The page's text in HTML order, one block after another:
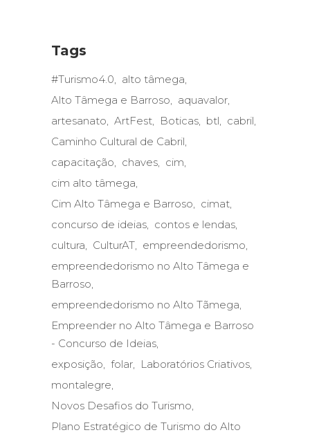
Tags
#Turismo4.0
alto tâmega
Alto Tâmega e Barroso
aquavalor
artesanato
ArtFest Boticas btl
cabril
Caminho Cultural de Cabril
capacitação
chaves
cim
cim alto tâmega
Cim Alto Tâmega e Barroso
cimat
concurso de ideias
contos e lendas
cultura
CulturAT
empreendedorismo
empreendedorismo no Alto Tâmega e
Barroso
empreendedorismo no Alto Tãmega
Empreender no Alto Tâmega e Barroso
- Concurso de Ideias
exposição
folar
Laboratórios Criativos
montalegre
Novos Desafios do Turismo
Plano Estratégico de Turismo do Alto